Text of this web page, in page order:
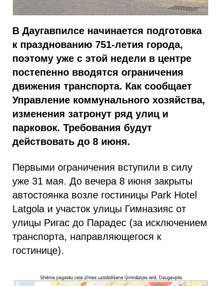
В Даугавпилсе начинается подготовка
к празднованию 751-летия города,
поэтому уже с этой недели в центре
постепенно вводятся ограничения
движения транспорта. Как сообщает
Управление коммунального хозяйства,
изменения затронут ряд улиц и
парковок. Требования будут
действовать до 8 июня.
Первыми ограничения вступили в силу
уже 31 мая. До вечера 8 июня закрыты
автостоянка возле гостиницы Park Hotel
Latgola и участок улицы Гимназияс от
улицы Ригас до Парадес (за исключением
транспорта, направляющегося к
гостинице).